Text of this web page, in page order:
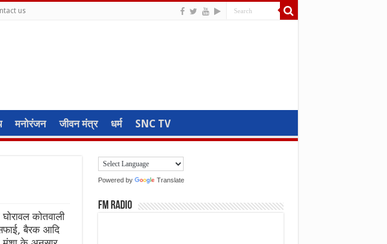
us
मनोरंजन जीवन मंत्र धर्म SNC TV
कोतवाली
बैरक आदि
Powered by Translate
FM Radio